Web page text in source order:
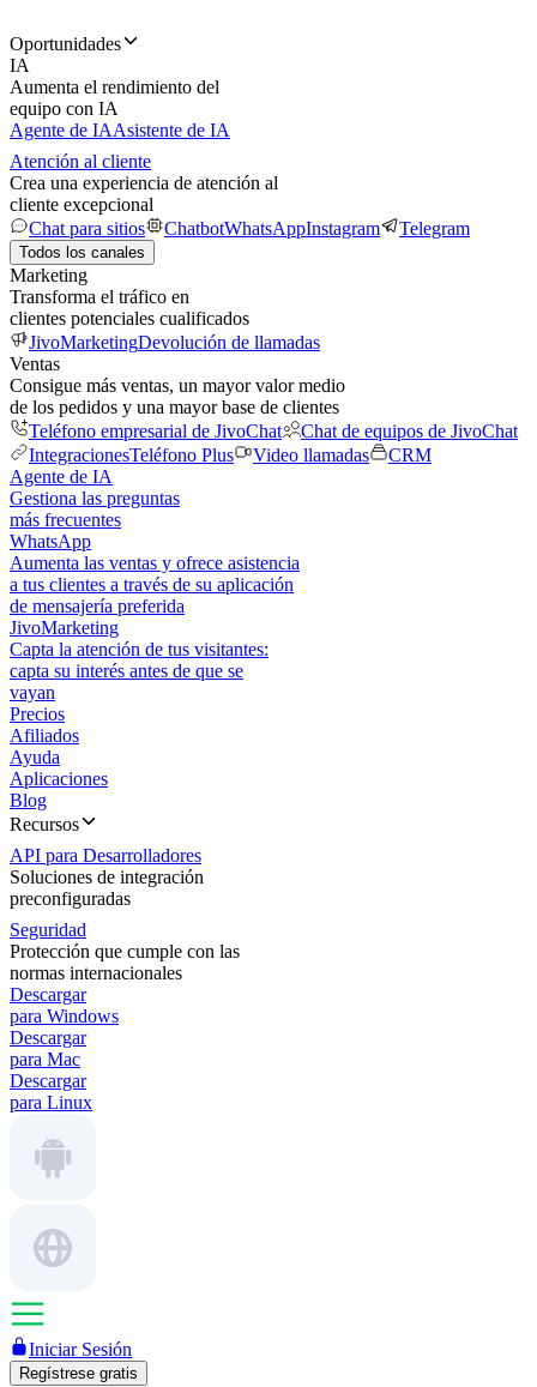
Oportunidades
IA
Aumenta el rendimiento del
equipo con IA
Agente de IAAsistente de IA
Atención al cliente
Crea una experiencia de atención al
cliente excepcional
Chat para sitios
ChatbotWhatsAppInstagram Telegram
Todos los canales
Marketing
Transforma el tráfico en
clientes potenciales cualificados
JivoMarketingDevolución de llamadas
Ventas
Consigue más ventas, un mayor valor medio
de los pedidos y una mayor base de clientes
Teléfono empresarial de JivoChat
Chat de equipos de JivoChat
IntegracionesTeléfono Plus Video llamadas
CRM
Agente de IA
Gestiona las preguntas
más frecuentes
WhatsApp
Aumenta las ventas y ofrece asistencia
a tus clientes a través de su aplicación
de mensajería preferida
JivoMarketing
Capta la atención de tus visitantes:
capta su interés antes de que se
vayan
Precios
Afiliados
Ayuda
Aplicaciones
Blog
Recursos
API para Desarrolladores
Soluciones de integración
preconfiguradas
Seguridad
Protección que cumple con las
normas internacionales
Descargar
para Windows
Descargar
para Mac
Descargar
para Linux
Iniciar Sesión
Regístrese gratis